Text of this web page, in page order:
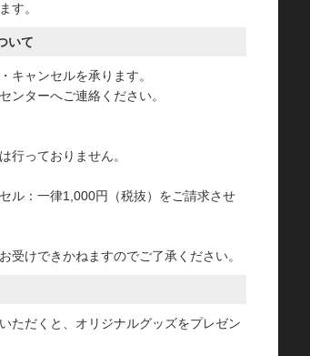
す。
いて
キャンセルを承ります。
ンターへご連絡ください。
行っておりません。
ル：一律1,000円（税抜）をご請求させ
受けできかねますのでご了承ください。
ただくと、オリジナルグッズをプレゼン